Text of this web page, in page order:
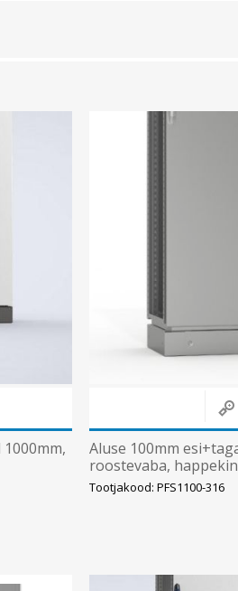
Metallkilbid, süvispaigaldus
Metallkilbid, pindpaigaldus
Plastkilbid, süvispaigaldus
VALGUSTUS
Tulekindlad valgustid ja tarvikud
Aluse 100mm
roostevaba,
Hoffman
Tootjakood: PFS1100-316